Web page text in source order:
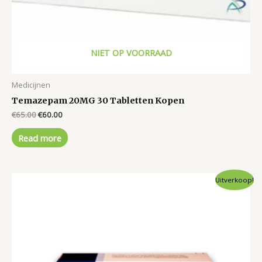
NIET OP VOORRAAD
Medicijnen
Temazepam 20MG 30 Tabletten Kopen
€65.00Original
was:
€65.00.
€60.00Current
is:
€60.00.
Read more
Uitverkoop!